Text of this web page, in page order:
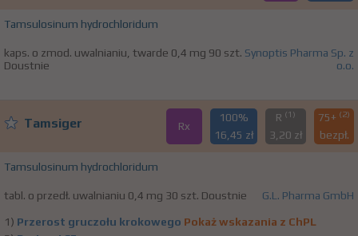
Tamsulosinum hydrochloridum
kaps. o zmod. uwalnianiu, twarde 0,4 mg 90 szt.
Doustnie
Synoptis Pharma Sp. z
o.o.
Tamsiger Rx
100%
16,45 zł
R (1)
3,20 zł
75+ (2)
bezpł.
Tamsulosinum hydrochloridum
tabl. o przedł. uwalnianiu 0,4 mg 30 szt. Doustnie G.L. Pharma GmbH
1) Przerost gruczołu krokowego Pokaż wskazania z ChPL